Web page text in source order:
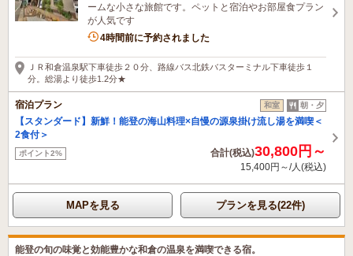
ームな小さな旅館です。ペットと宿泊やお部屋食プラン
が人気です
1名がこの宿を見ています
4時間前に予約されました
ＪＲ和倉温泉駅下車徒歩２０分、路線バス北鉄バスターミナル下車徒歩１
分。総湯より徒歩1.2分★
宿泊プラン 和室 朝・夕
【スタンダード】新鮮！能登の海山料理×自慢の源泉掛け流し湯を満喫＜
2食付＞
ポイント2% 合計(税込)30,800円～
15,400円～/人(税込)
MAPを見る プランを見る(22件)
能登の旬の味覚と効能豊かな和倉の温泉を満喫できる宿。